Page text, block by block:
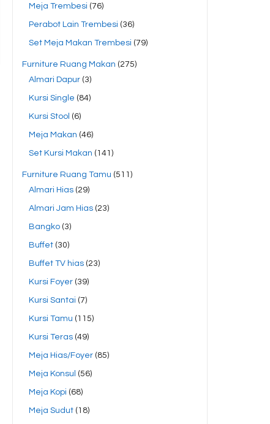
Meja Trembesi (76)
Perabot Lain Trembesi (36)
Set Meja Makan Trembesi (79)
Furniture Ruang Makan (275)
Almari Dapur(3)
Kursi Single (84)
Kursi Stool (6)
Meja Makan (46)
Set Kursi Makan (141)
Furniture Ruang Tamu (511)
Almari Hias(29)
Almari Jam Hias(23)
Bangko(3)
Buffet(30)
Buffet TV hias(23)
Kursi Foyer(39)
Kursi Santai (7)
Kursi Tamu (115)
Kursi Teras(49)
Meja Hias/Foyer(85)
Meja Konsul (56)
Meja Kopi (68)
Meja Sudut(18)